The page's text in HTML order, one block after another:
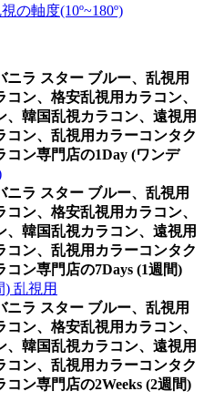
の軸度(10º~180º)
ニラ スター ブルー、乱視用
ン、格安乱視用カラコン、
、韓国乱視カラコン、遠視用
コン、乱視用カラーコンタク
コン専門店の1Day (ワンデ
ニラ スター ブルー、乱視用
ン、格安乱視用カラコン、
、韓国乱視カラコン、遠視用
コン、乱視用カラーコンタク
コン専門店の7Days (1週間)
) 乱視用
ニラ スター ブルー、乱視用
ン、格安乱視用カラコン、
、韓国乱視カラコン、遠視用
コン、乱視用カラーコンタク
コン専門店の2Weeks (2週間)